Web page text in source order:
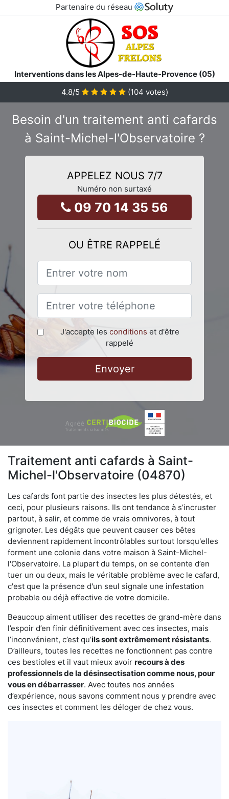
Partenaire du réseau
Interventions dans les Alpes-de-Haute-Provence (05)
4.8/5 (104 votes)
Besoin d'un traitement anti cafards
à Saint-Michel-l'Observatoire ?
APPELEZ NOUS 7/7
Numéro non surtaxé
09 70 14 35 56
OU ÊTRE RAPPELÉ
J'accepte les conditions et d'être
rappelé
Envoyer
Traitement anti cafards à Saint-
Michel-l'Observatoire (04870)
Les cafards font partie des insectes les plus détestés, et
ceci, pour plusieurs raisons. Ils ont tendance à s’incruster
partout, à salir, et comme de vrais omnivores, à tout
grignoter. Les dégâts que peuvent causer ces bêtes
deviennent rapidement incontrôlables surtout lorsqu'elles
forment une colonie dans votre maison à Saint-Michel-
l'Observatoire. La plupart du temps, on se contente d’en
tuer un ou deux, mais le véritable problème avec le cafard,
c'est que la présence d'un seul signale une infestation
probable ou déjà effective de votre domicile.
Beaucoup aiment utiliser des recettes de grand-mère dans
l’espoir d’en finir définitivement avec ces insectes, mais
l’inconvénient, c’est qu’ils sont extrêmement résistants.
D’ailleurs, toutes les recettes ne fonctionnent pas contre
ces bestioles et il vaut mieux avoir recours à des
professionnels de la désinsectisation comme nous, pour
vous en débarrasser. Avec toutes nos années
d’expérience, nous savons comment nous y prendre avec
ces insectes et comment les déloger de chez vous.